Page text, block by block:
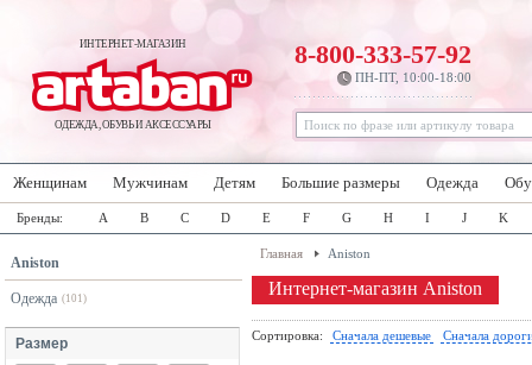
ИНТЕРНЕТ-МАГАЗИН
ОДЕЖДА, ОБУВЬ И АКСЕССУАРЫ
8-800-333-57-92
ПН-ПТ, 10:00-18:00
Женщинам Мужчинам Детям Большие размеры Одежда
Бренды: A B C D E F G H I J K
Aniston
Одежда (101)
Размер
Главная Aniston
Интернет-магазин Aniston
Сортировка: Сначала дешевые Сначала